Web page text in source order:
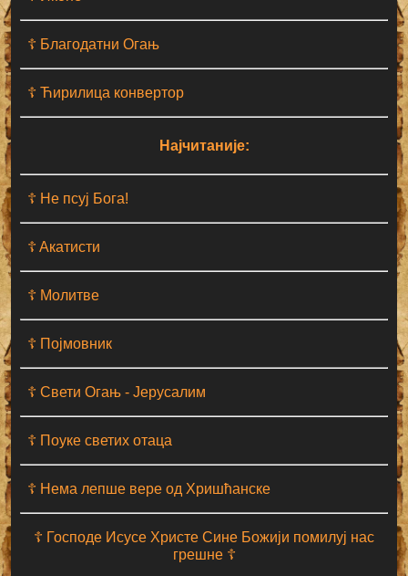
☦ Благодатни Огањ
☦ Ћирилица конвертор
Најчитаније:
☦ Не псуј Бога!
☦ Aкатисти
☦ Молитве
☦ Појмовник
☦ Свети Огањ - Јерусалим
☦ Поуке светих отаца
☦ Нема лепше вере од Хришћанске
☦ Господе Исусе Христе Сине Божији помилуј нас
грешне ☦